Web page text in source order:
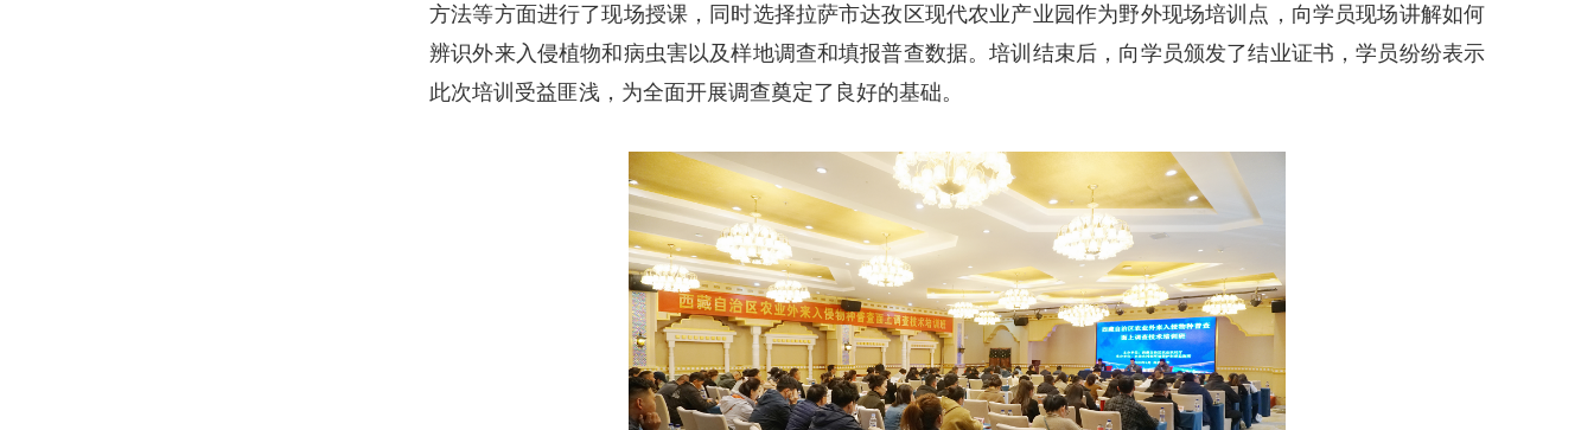
方法等方面进行了现场授课，同时选择拉萨市达孜区现代农业产业园作为野外现场培训点，向学员现场讲解如何
辨识外来入侵植物和病虫害以及样地调查和填报普查数据。培训结束后，向学员颁发了结业证书，学员纷纷表示
此次培训受益匪浅，为全面开展调查奠定了良好的基础。